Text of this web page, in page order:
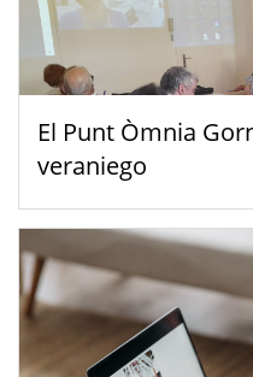
El Punt Òmnia
veraniego